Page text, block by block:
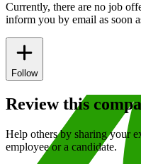
Currently, there are no job
inform you by email as soon
Follow
Review this
Help others by sharing your
employee or a candidate.